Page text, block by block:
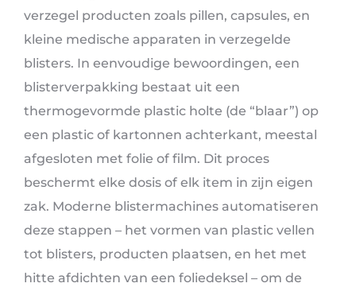
verzegel producten zoals pillen, capsules, en
kleine medische apparaten in verzegelde
blisters. In eenvoudige bewoordingen, een
blisterverpakking bestaat uit een
thermogevormde plastic holte (de “blaar”) op
een plastic of kartonnen achterkant, meestal
afgesloten met folie of film. Dit proces
beschermt elke dosis of elk item in zijn eigen
zak. Moderne blistermachines automatiseren
deze stappen – het vormen van plastic vellen
tot blisters, producten plaatsen, en het met
hitte afdichten van een foliedeksel – om de